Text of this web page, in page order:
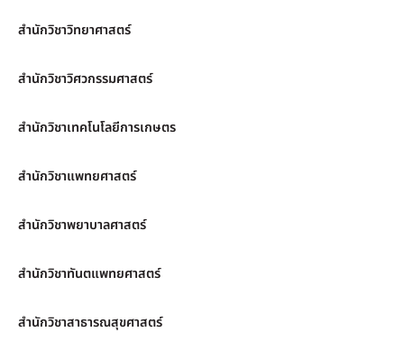
สำนักวิชาวิทยาศาสตร์
สำนักวิชาวิศวกรรมศาสตร์
สำนักวิชาเทคโนโลยีการเกษตร
สำนักวิชาแพทยศาสตร์
สำนักวิชาพยาบาลศาสตร์
สำนักวิชาทันตแพทยศาสตร์
สำนักวิชาสาธารณสุขศาสตร์